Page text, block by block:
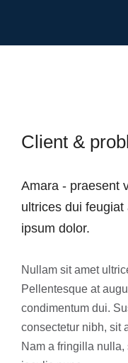
Client &
Amara - praesent
ultrices dui
ipsum dolor.
Nullam sit amet
Pellentesque at
condimentum dui.
consectetur nibh, sit
Nam a fringilla nulla,